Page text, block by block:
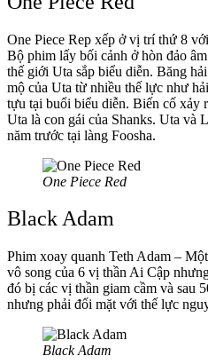
One Piece Rep xếp ở vị trí thứ 8
Bộ phim lấy bối cảnh ở hòn đảo
thế giới Uta sắp biểu diễn. Băng
mộ của Uta từ nhiều thế lực như
tựu tại buổi biểu diễn. Biến cố xảy
Uta là con gái của Shanks. Uta và
năm trước tại làng Foosha.
One Piece Red
Black Adam
Phim xoay quanh Teth Adam –
vô song của 6 vị thần Ai Cập
đó bị các vị thần giam cầm và sau
nhưng phải đối mặt với thế lực
Black Adam